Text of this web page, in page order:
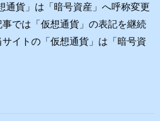
通貨」は「暗号資産」へ呼称変更
では「仮想通貨」の表記を継続
イトの「仮想通貨」は「暗号資